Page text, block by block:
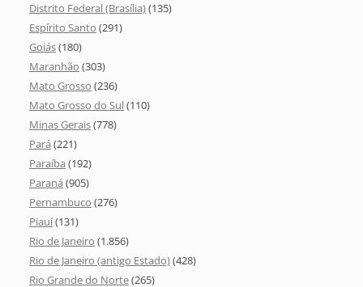
Distrito Federal (Brasília)(135)
Espírito Santo (291)
Goiás(180)
Maranhão (303)
Mato Grosso (236)
Mato Grosso do Sul(110)
Minas Gerais(778)
Pará (221)
Paraíba (192)
Paraná (905)
Pernambuco (276)
Piauí(131)
Rio de Janeiro (1.856)
Rio de Janeiro (antigo Estado)(428)
Rio Grande do Norte(265)